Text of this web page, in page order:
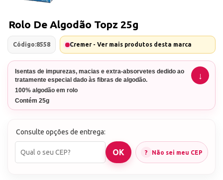
Rolo De Algodão Topz 25g
Código:8558 Cremer - Ver mais produtos desta marca
Isentas de impurezas, macias e extra-absorvetes dedido ao
tratamente especial dado às fibras de algodão.
100% algodão em rolo
Contém 25g
Marca: Topz, um produto Cremer
Consulte opções de entrega:
Não sei meu CEP